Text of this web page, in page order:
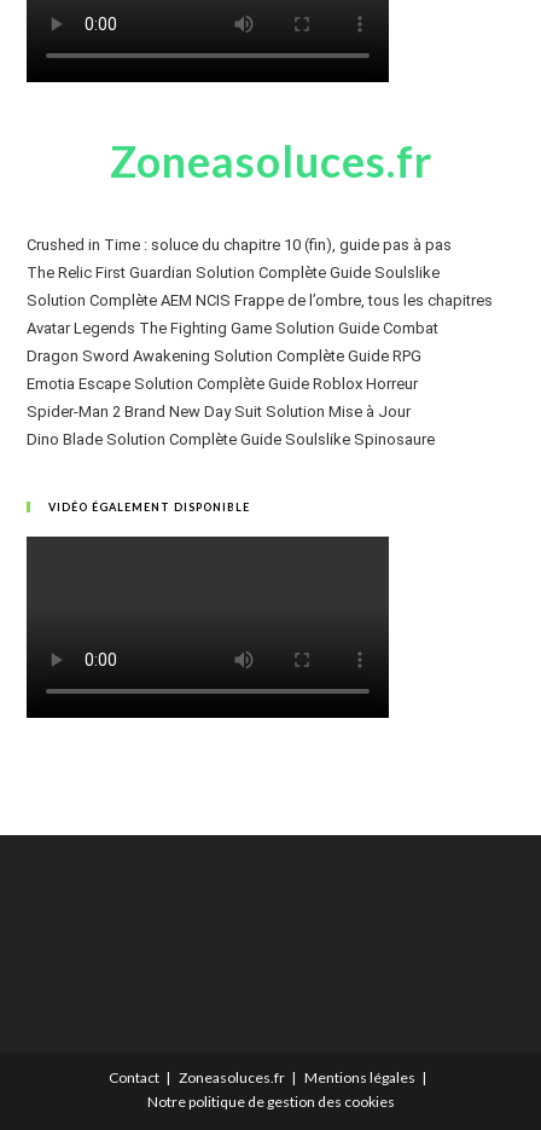
Zoneasoluces.fr
Crushed in Time : soluce du chapitre 10 (fin), guide pas à pas
The Relic First Guardian Solution Complète Guide Soulslike
Solution Complète AEM NCIS Frappe de l’ombre, tous les chapitres
Avatar Legends The Fighting Game Solution Guide Combat
Dragon Sword Awakening Solution Complète Guide RPG
Emotia Escape Solution Complète Guide Roblox Horreur
Spider-Man 2 Brand New Day Suit Solution Mise à Jour
Dino Blade Solution Complète Guide Soulslike Spinosaure
VIDÉO ÉGALEMENT DISPONIBLE
Contact Zoneasoluces.fr
Mentions légales
Notre politique de gestion des cookies